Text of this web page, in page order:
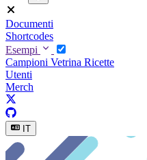
Documenti
Shortcodes
Esempi
Campioni Vetrina Ricette
Utenti
Merch
IT